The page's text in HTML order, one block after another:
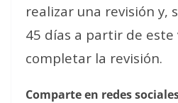
realizar una revisión y,
45 días a partir de este
completar la revisión.
Comparte en redes